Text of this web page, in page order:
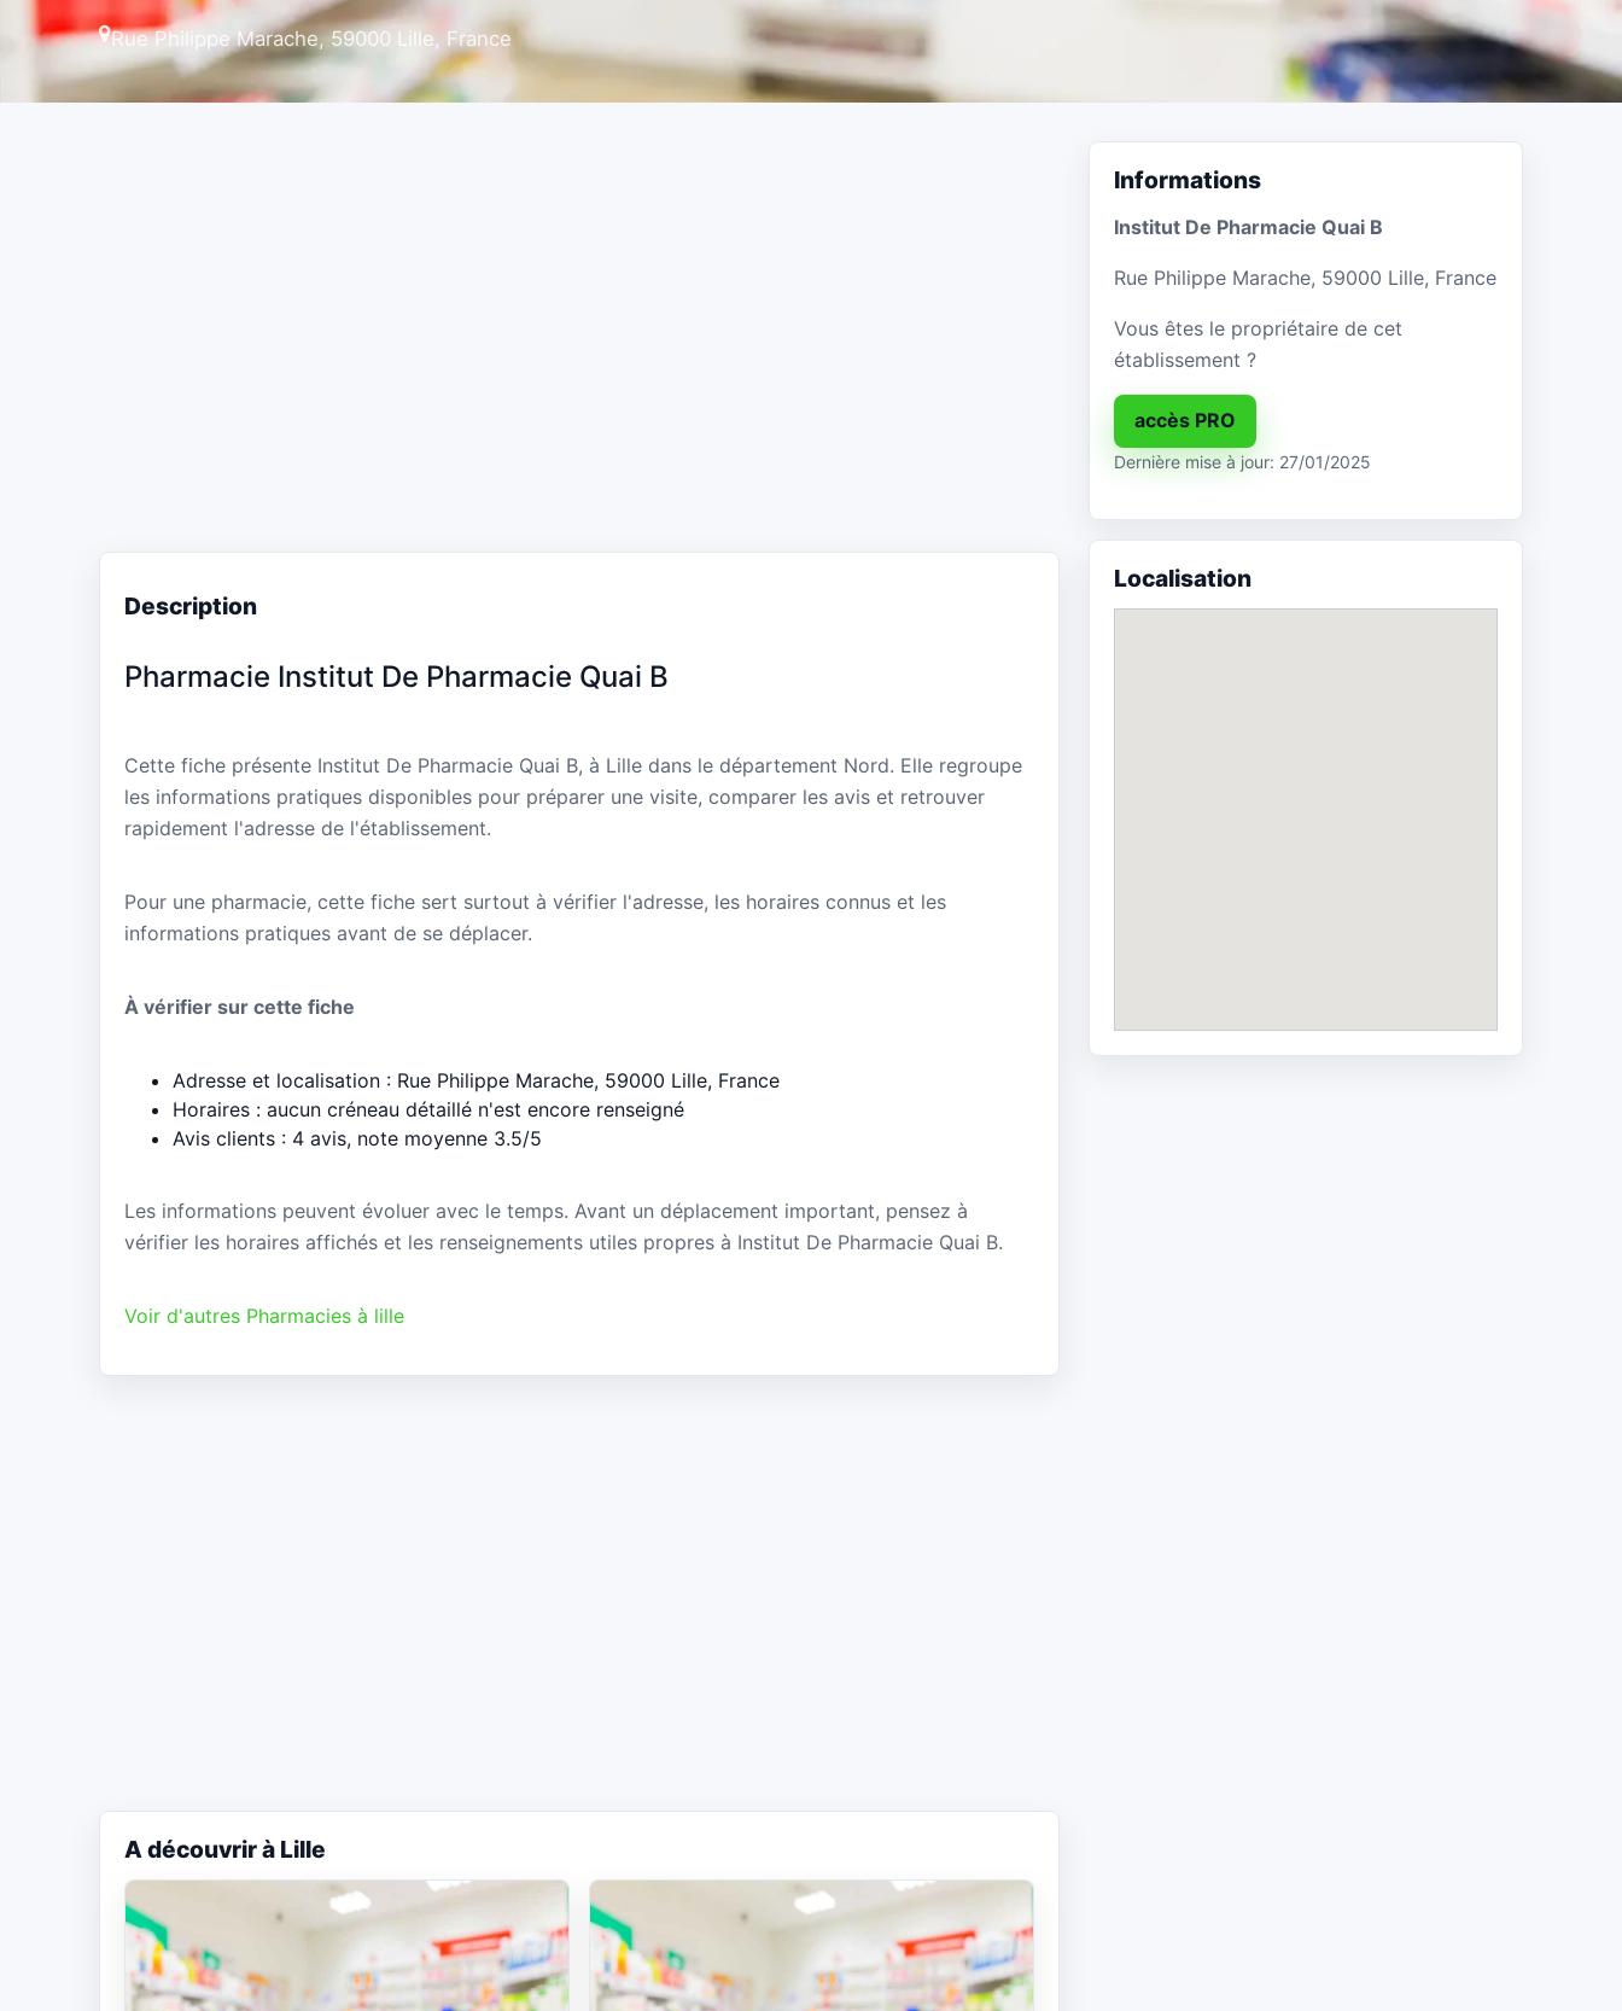
Rue Philippe Marache, 59000 Lille, France
Description
Pharmacie Institut De Pharmacie Quai B
Cette fiche présente Institut De Pharmacie Quai B, à Lille dans le département Nord. Elle regroupe
les informations pratiques disponibles pour préparer une visite, comparer les avis et retrouver
rapidement l'adresse de l'établissement.
Pour une pharmacie, cette fiche sert surtout à vérifier l'adresse, les horaires connus et les
informations pratiques avant de se déplacer.
À vérifier sur cette fiche
Adresse et localisation : Rue Philippe Marache, 59000 Lille, France
Horaires : aucun créneau détaillé n'est encore renseigné
Avis clients : 4 avis, note moyenne 3.5/5
Les informations peuvent évoluer avec le temps. Avant un déplacement important, pensez à
vérifier les horaires affichés et les renseignements utiles propres à Institut De Pharmacie Quai B.
Voir d'autres Pharmacies à lille
A découvrir à Lille
Informations
Institut De Pharmacie Quai B
Rue Philippe Marache, 59000 Lille, France
Vous êtes le propriétaire de cet
établissement ?
accès PRO
Dernière mise à jour: 27/01/2025
Localisation